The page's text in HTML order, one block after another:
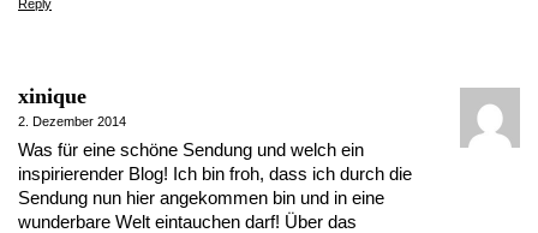
Reply
xinique
2. Dezember 2014
Was für eine schöne Sendung und welch ein
inspirierender Blog! Ich bin froh, dass ich durch die
Sendung nun hier angekommen bin und in eine
wunderbare Welt eintauchen darf! Über das